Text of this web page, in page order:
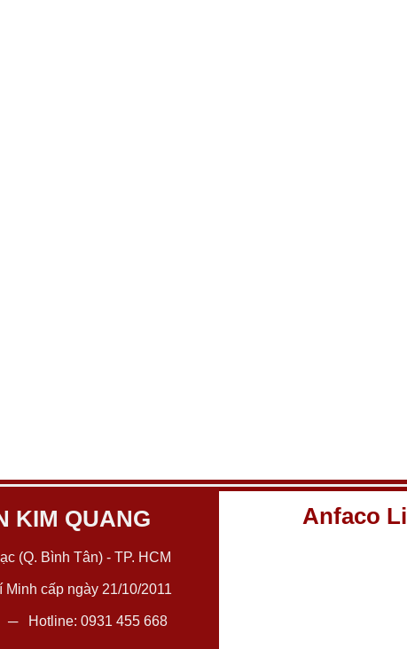
KIM QUANG
(Q. Bình Tân) - TP. HCM
cấp ngày 21/10/2011
Hotline: 0931 455 668
Anfaco